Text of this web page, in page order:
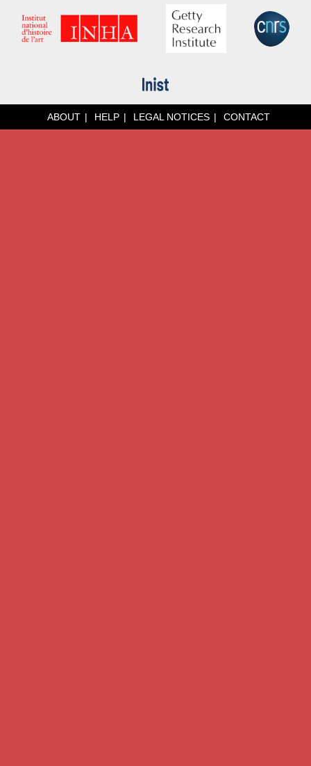
ABOUT HELP LEGAL NOTICES CONTACT